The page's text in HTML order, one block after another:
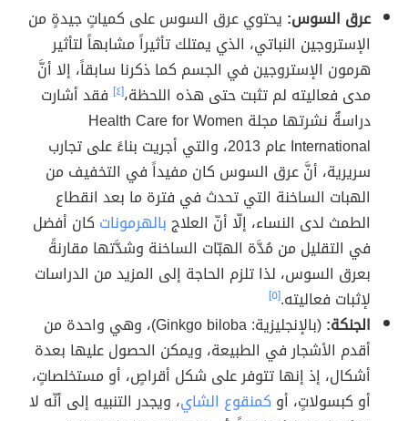
عرق السوس: يحتوي عرق السوس على كمياتٍ جيدةٍ من
الإستروجين النباتي، الذي يمتلك تأثيراً مشابهاً لتأثير
هرمون الإستروجين في الجسم كما ذكرنا سابقاً، إلا أنَّ
مدى فعاليته لم تثبت حتى هذه اللحظة،[٤] فقد أشارت
دراسةٌ نشرتها مجلة Health Care for Women
International عام 2013، والتي أجريت بناءً على تجارب
سريرية، أنَّ عرق السوس كان مفيداً في التخفيف من
الهبات الساخنة التي تحدث في فترة ما بعد انقطاع
الطمث لدى النساء، إلّا أنّ العلاجبالهرمونات كان أفضل
في التقليل من مُدَّة الهبّات الساخنة وشدَّتها مقارنةً
بعرق السوس، لذا تلزم الحاجة إلى المزيد من الدراسات
لإثبات فعاليته.[٥]
الجنكة:
(بالإنجليزية: Ginkgo biloba)، وهي واحدة من
أقدم الأشجار في الطبيعة، ويمكن الحصول عليها بعدة
أشكال، إذ إنها تتوفر على شكل أقراصٍ، أو مستخلصاتٍ،
أو كبسولاتٍ، أو كمنقوع الشاي، ويجدر التنبيه إلى أنّه لا